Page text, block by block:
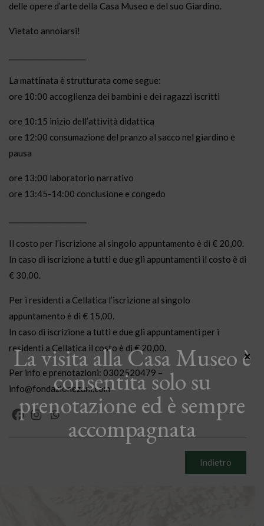
delle opere d’arte della Casa Museo e del suo Giardino.
Vietato annoiarsi!
La mattinata è strutturata come segue:
ore 10:00 accoglienza dei bambini e dei ragazzi iscritti
ore 10:15 inizio dell’attività didattica
ore 12:00 consumazione del pranzo al sacco nel giardino e
pausa
ore 13:00 laboratorio narrativo
ore 13:45-14:00 conclusione e congedo
Il costo per l’iscrizione al singolo appuntamento è di € 20,00.
In caso di iscrizione a tutti e due gli appuntamenti il costo è di
€ 30,00.
Per i residenti a Cellatica l’iscrizione al singolo
appuntamento è di € 15,00.
In caso di iscrizione a tutti e due gli appuntamenti per i
residenti a Cellatica il costo è di € 20,00.
Per info e prenotazioni: 0302520479 –
info@fondazionezani.com
Indietro
La visita alla Casa Museo è
consentita solo su
prenotazione ed è sempre
accompagnata
×